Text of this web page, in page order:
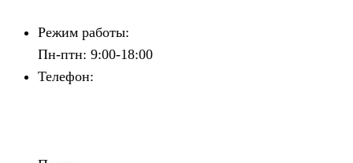
Режим работы:
Пн-птн: 9:00-18:00
Телефон: